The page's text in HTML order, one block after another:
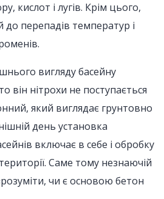
кислот і лугів. Крім цього,
до перепадів температур і
вигляду басейну
він нітрохи не поступається
який виглядає грунтовно
день установка
включає в себе і обробку
Саме тому незнаючій
чи є основою бетон